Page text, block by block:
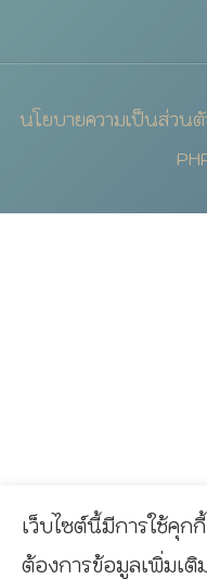
นโยบายความเป็นส่วนตั
เว็บไซต์นี้มีการใช้คุก
ต้องการข้อมูลเพิ่มเติ